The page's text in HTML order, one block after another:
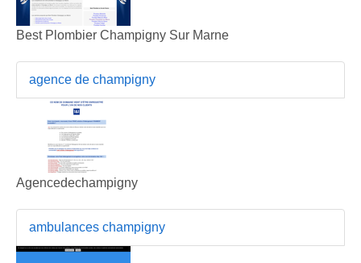
Best Plombier Champigny Sur Marne
agence de champigny
Agencedechampigny
ambulances champigny